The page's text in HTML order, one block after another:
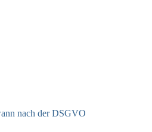
nach der DSGVO